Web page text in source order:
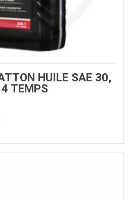
HUILE SAE 30,
4 TEMPS